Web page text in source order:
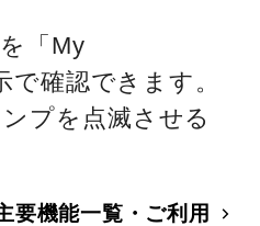
「My
で確認できます。
プを点滅させる
機能一覧・ご利用